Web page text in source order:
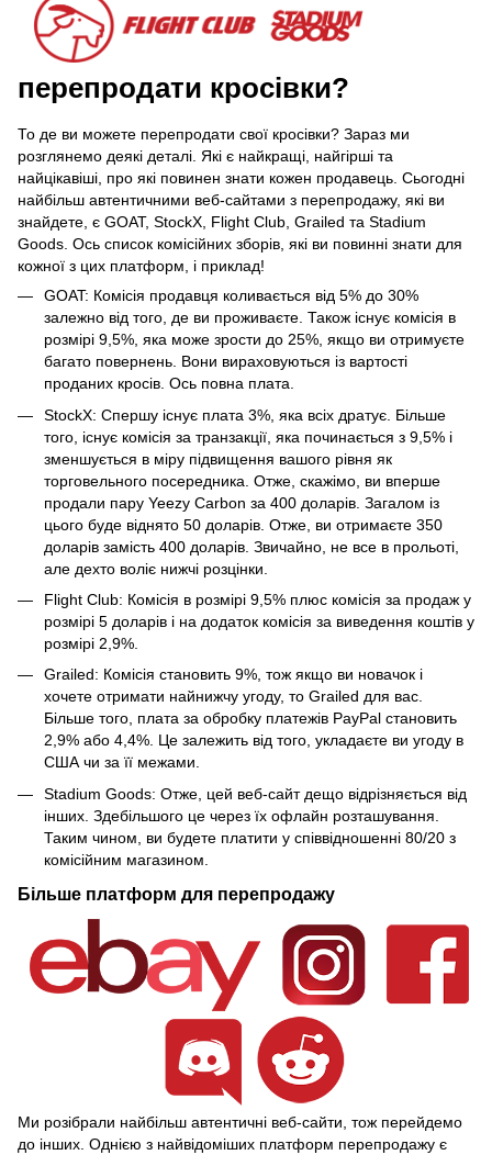
перепродати кросівки?
То де ви можете перепродати свої кросівки? Зараз ми
розглянемо деякі деталі. Які є найкращі, найгірші та
найцікавіші, про які повинен знати кожен продавець. Сьогодні
найбільш автентичними веб-сайтами з перепродажу, які ви
знайдете, є GOAT, StockX, Flight Club, Grailed та Stadium
Goods. Ось список комісійних зборів, які ви повинні знати для
кожної з цих платформ, і приклад!
GOAT: Комісія продавця коливається від 5% до 30%
залежно від того, де ви проживаєте. Також існує комісія в
розмірі 9,5%, яка може зрости до 25%, якщо ви отримуєте
багато повернень. Вони вираховуються із вартості
проданих кросів. Ось повна плата.
StockX: Спершу існує плата 3%, яка всіх дратує. Більше
того, існує комісія за транзакції, яка починається з 9,5% і
зменшується в міру підвищення вашого рівня як
торговельного посередника. Отже, скажімо, ви вперше
продали пару Yeezy Carbon за 400 доларів. Загалом із
цього буде віднято 50 доларів. Отже, ви отримаєте 350
доларів замість 400 доларів. Звичайно, не все в прольоті,
але дехто воліє нижчі розцінки.
Flight Club: Комісія в розмірі 9,5% плюс комісія за продаж у
розмірі 5 доларів і на додаток комісія за виведення коштів у
розмірі 2,9%.
Grailed: Комісія становить 9%, тож якщо ви новачок і
хочете отримати найнижчу угоду, то Grailed для вас.
Більше того, плата за обробку платежів PayPal становить
2,9% або 4,4%. Це залежить від того, укладаєте ви угоду в
США чи за її межами.
Stadium Goods: Отже, цей веб-сайт дещо відрізняється від
інших. Здебільшого це через їх офлайн розташування.
Таким чином, ви будете платити у співвідношенні 80/20 з
комісійним магазином.
Більше платформ для перепродажу
Ми розібрали найбільш автентичні веб-сайти, тож перейдемо
до інших. Однією з найвідоміших платформ перепродажу є